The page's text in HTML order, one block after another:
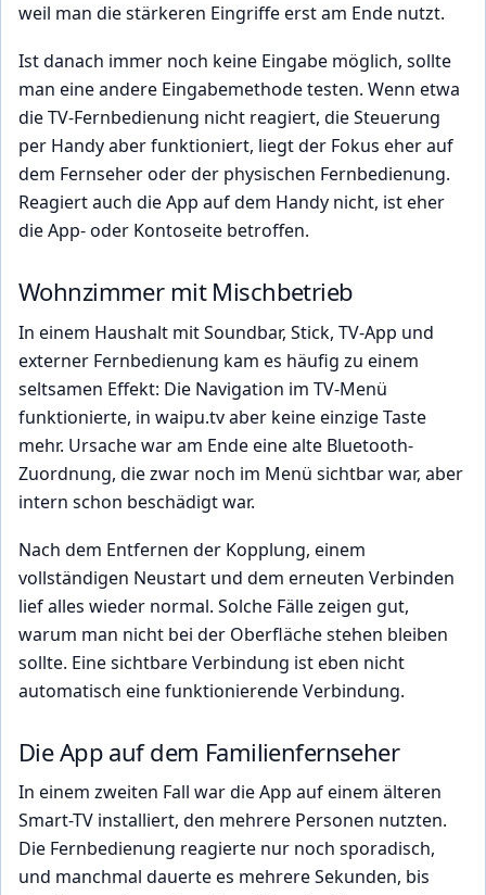
weil man die stärkeren Eingriffe erst am Ende nutzt.
Ist danach immer noch keine Eingabe möglich, sollte
man eine andere Eingabemethode testen. Wenn etwa
die TV-Fernbedienung nicht reagiert, die Steuerung
per Handy aber funktioniert, liegt der Fokus eher auf
dem Fernseher oder der physischen Fernbedienung.
Reagiert auch die App auf dem Handy nicht, ist eher
die App- oder Kontoseite betroffen.
Wohnzimmer mit Mischbetrieb
In einem Haushalt mit Soundbar, Stick, TV-App und
externer Fernbedienung kam es häufig zu einem
seltsamen Effekt: Die Navigation im TV-Menü
funktionierte, in waipu.tv aber keine einzige Taste
mehr. Ursache war am Ende eine alte Bluetooth-
Zuordnung, die zwar noch im Menü sichtbar war, aber
intern schon beschädigt war.
Nach dem Entfernen der Kopplung, einem
vollständigen Neustart und dem erneuten Verbinden
lief alles wieder normal. Solche Fälle zeigen gut,
warum man nicht bei der Oberfläche stehen bleiben
sollte. Eine sichtbare Verbindung ist eben nicht
automatisch eine funktionierende Verbindung.
Die App auf dem Familienfernseher
In einem zweiten Fall war die App auf einem älteren
Smart-TV installiert, den mehrere Personen nutzten.
Die Fernbedienung reagierte nur noch sporadisch,
und manchmal dauerte es mehrere Sekunden, bis